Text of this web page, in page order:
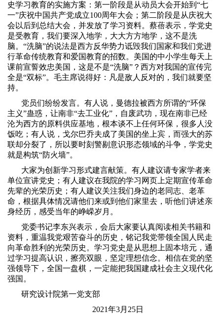
史学习教育的实施方案：第一阶段是从动员大会开始到“七
一”庆祝中国共产党成立100周年大会；第二阶段是从庆祝大
会以后到总结大会，并发放了学习资料。蔡蓓表示，学党史
是受教育，我们要深入地学，大大方方地学，这不是洗
脑。“洗脑”的说法是西方反华势力诋毁我们国家和我们党进
行革命传统教育和爱国教育的招数。美国的中小学生每天上
课前宣誓效忠美国，这是不是“洗脑”？西方对我国的宣传完
全是“双标”。毛主席说得好：凡是敌人反对的，我们就要坚
持。
党员们纷纷发言。有人说，曼德拉被西方所谓的“环保
主义”蛊惑，让南非“去工业化”，自废武功，现在南非已经
沦为西方的原料供应基地，根本谈不上任何环保，很多人没
饭吃；有人说，戈尔巴乔夫成了美国的坐上宾，而强大的苏
联却分裂了，所以要时刻警剔意识形态领域的斗争，学党史
就是构筑“防火墙”。
大家为创新学习形式建言献策。有人建议请专家学者来
单位宣讲党史；有人建议在我院的学习网页上定期宣传革命
先辈的光荣历史；有人建议关注我们身边的老同志、老革
命，根据具体情况请他们来或到他们家里去，听他们讲述亲
身经历，感受当年的峥嵘岁月。
党委书记李东兴表示，会后大家要认真阅读相关书籍和
资料，重温我党艰苦奋斗的历史，铭记我党带领全国人民走
向革命胜利的光荣历史。学习党史是从思想上固本培元，通
过学习提高认识，擦亮双眼，坚定理想信念。相信在党的坚
强领导下，全国一盘棋，一定能把我国建成社会主义现代化
强国。
研究设计院第一党支部
2021年3月25日